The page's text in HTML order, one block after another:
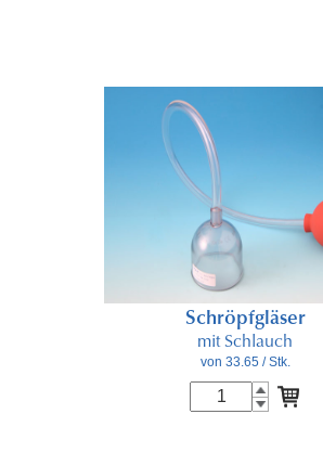
Schröpfgläser
mit Schlauch
von 33.65 / Stk.